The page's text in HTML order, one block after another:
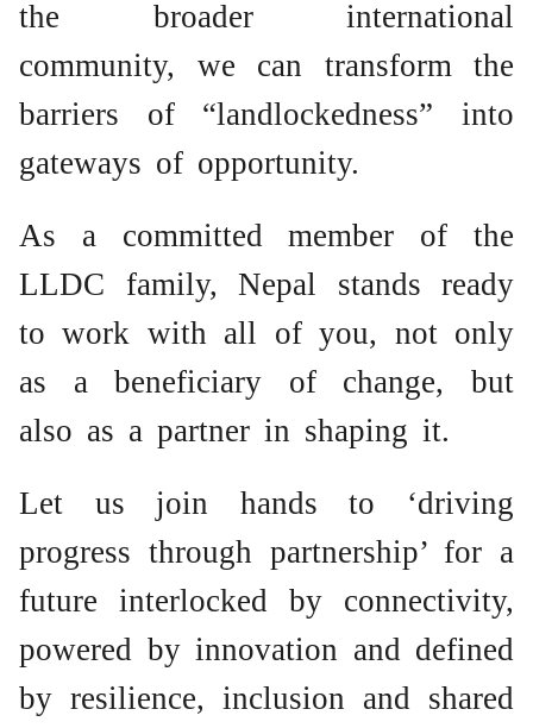
the broader international
community, we can transform the
barriers of “landlockedness” into
gateways of opportunity.
As a committed member of the
LLDC family, Nepal stands ready
to work with all of you, not only
as a beneficiary of change, but
also as a partner in shaping it.
Let us join hands to ‘driving
progress through partnership’ for a
future interlocked by connectivity,
powered by innovation and defined
by resilience, inclusion and shared